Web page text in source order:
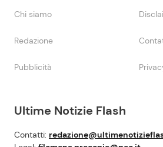
Ultime Notizie Flash
Contatti:
Chi siamo
Redazione
Pubblicità